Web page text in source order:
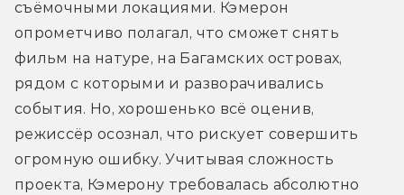
съёмочными локациями. Кэмерон
опрометчиво полагал, что сможет снять
фильм на натуре, на Багамских островах,
рядом с которыми и разворачивались
события. Но, хорошенько всё оценив,
режиссёр осознал, что рискует совершить
огромную ошибку. Учитывая сложность
проекта, Кэмерону требовалась абсолютно